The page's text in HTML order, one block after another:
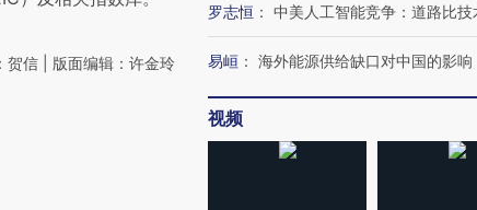
贺信 | 版面编辑：许金玲
罗志恒 ： 中美人工智能竞争：道路比技
易峘 ： 海外能源供给缺口对中国的影响
视频